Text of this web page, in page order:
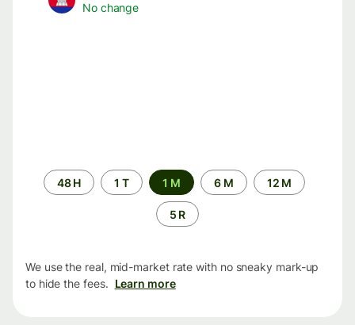
No change
Time
period
48 H 1 T 1 M 6 M 12 M
5 R
We use the real, mid-market rate with no sneaky mark-up
to hide the fees. Learn more